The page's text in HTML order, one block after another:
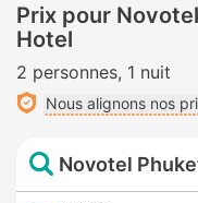
Prix pour
Hotel
2 personnes 1 nuit
Nous alignons nos
Novotel